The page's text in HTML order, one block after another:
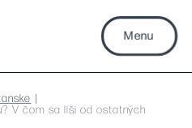
Menu
V čom sa líši od ostatných